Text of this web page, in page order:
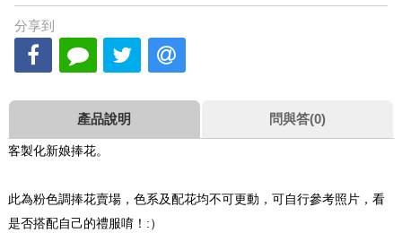
分享到
產品說明 問與答(0)
客製化新娘捧花。
此為粉色調捧花賣場，色系及配花均不可更動，可自行參考照片，看
是否搭配自己的禮服唷！:）